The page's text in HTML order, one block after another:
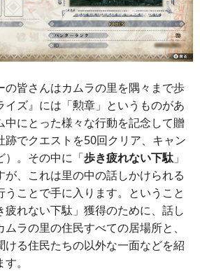
の皆さんはカムラの里を隅々まで歩
イズ』には「勲章」というものがあ
中にとった様々な行動を記念して贈
跡でクエストを50回クリア、キャン
）。その中に「歩き疲れない下駄 」
が、これは里の中の話しかけられる
うことで手に入ります。ということ
疲れない下駄」獲得のために、話し
ラの里の住民すべての居場所と、
ける住民たちの以外な一面などを紹
。